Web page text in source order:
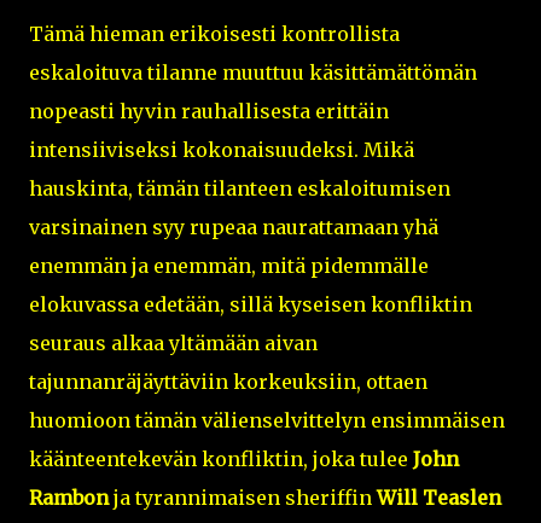
Tämä hieman erikoisesti kontrollista
eskaloituva tilanne muuttuu käsittämättömän
nopeasti hyvin rauhallisesta erittäin
intensiiviseksi kokonaisuudeksi. Mikä
hauskinta, tämän tilanteen eskaloitumisen
varsinainen syy rupeaa naurattamaan yhä
enemmän ja enemmän, mitä pidemmälle
elokuvassa edetään, sillä kyseisen konfliktin
seuraus alkaa yltämään aivan
tajunnanräjäyttäviin korkeuksiin, ottaen
huomioon tämän välienselvittelyn ensimmäisen
käänteentekevän konfliktin, joka tulee John
Rambonja tyrannimaisen sheriffinWill Teaslen